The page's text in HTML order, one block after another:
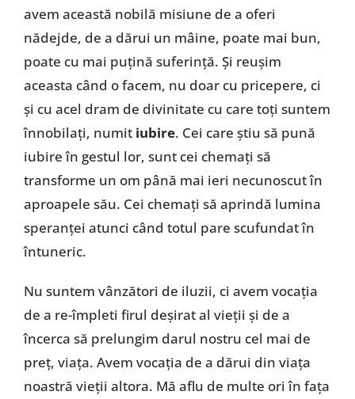
avem această nobilă misiune de a oferi
nădejde, de a dărui un mâine, poate mai bun,
poate cu mai puțină suferință. Și reușim
aceasta când o facem, nu doar cu pricepere, ci
și cu acel dram de divinitate cu care toți suntem
înnobilați, numit iubire. Cei care știu să pună
iubire în gestul lor, sunt cei chemați să
transforme un om până mai ieri necunoscut în
aproapele său. Cei chemați să aprindă lumina
speranței atunci când totul pare scufundat în
întuneric.
Nu suntem vânzători de iluzii, ci avem vocația
de a re-împleti firul deșirat al vieții și de a
încerca să prelungim darul nostru cel mai de
preț, viața. Avem vocația de a dărui din viața
noastră vieții altora. Mă aflu de multe ori în fața